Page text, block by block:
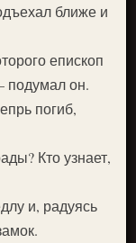
ближе и
епископ
подумал он.
погиб,
Кто узнает,
и, радуясь